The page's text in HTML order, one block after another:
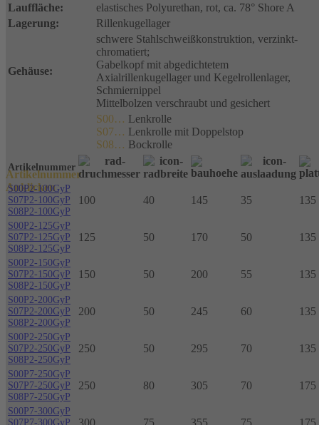
Lauffläche:
elastisches Polyurethan, rot, ca. 78° Shore A
Lagerung:
Rillenkugellager
Gehäuse:
schwere Stahlschweißkonstruktion, verzinkt-
chromatiert;
Gabelkopf mit abgedichtetem
Axialrillenkugellager und Kegelrollenlager,
Schmiernippel
Mittelbolzen verschraubt und gesichert
S00… Lenkrolle
S07… Lenkrolle mit Doppelstop
S08… Bockrolle
Artikelnummer
Anklicken
Artikelnummer
S00P2-100GyP
S07P2-100GyP
S08P2-100GyP
100 40 145 35
S00P2-125GyP
S07P2-125GyP
S08P2-125GyP
125 50 170 50
S00P2-150GyP
S07P2-150GyP
S08P2-150GyP
150 50 200 55
S00P2-200GyP
S07P2-200GyP
S08P2-200GyP
200 50 245 60
S00P2-250GyP
S07P2-250GyP
S08P2-250GyP
250 50 295 70
S00P7-250GyP
S07P7-250GyP
S08P7-250GyP
250 80 305 70
S00P7-300GyP
S07P7-300GyP
300 75 355 75